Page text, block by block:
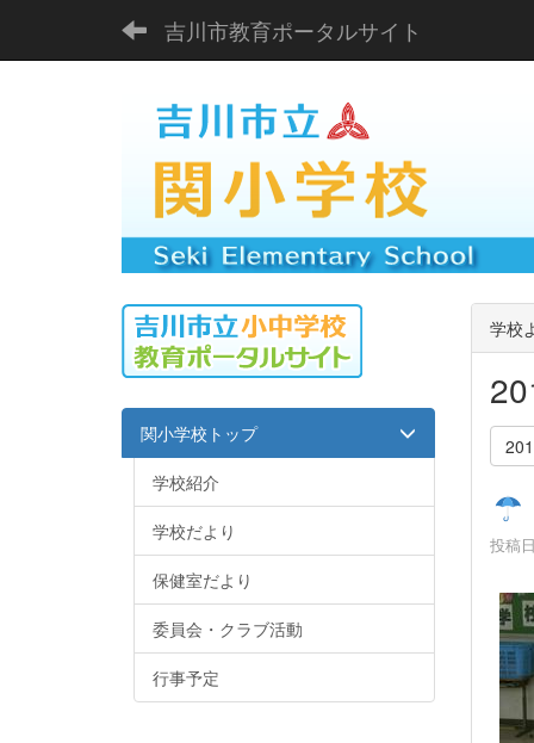
吉川市教育ポータルサイト
学校
投稿
関小学校トップ
学校紹介
学校だより
保健室だより
委員会・クラブ活動
行事予定